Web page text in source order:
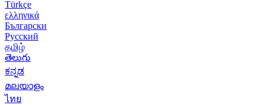
Türkçe
ελληνικά
Български
Русский
தமிழ்
తెలుగు
ಕನ್ನಡ
മലയാളം
ไทย